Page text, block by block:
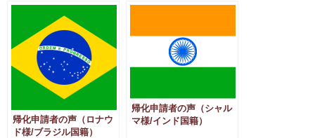
帰化申請者の声（ロナウ
ド様/ブラジル国籍）
帰化申請者の声（シャル
マ様/インド国籍）